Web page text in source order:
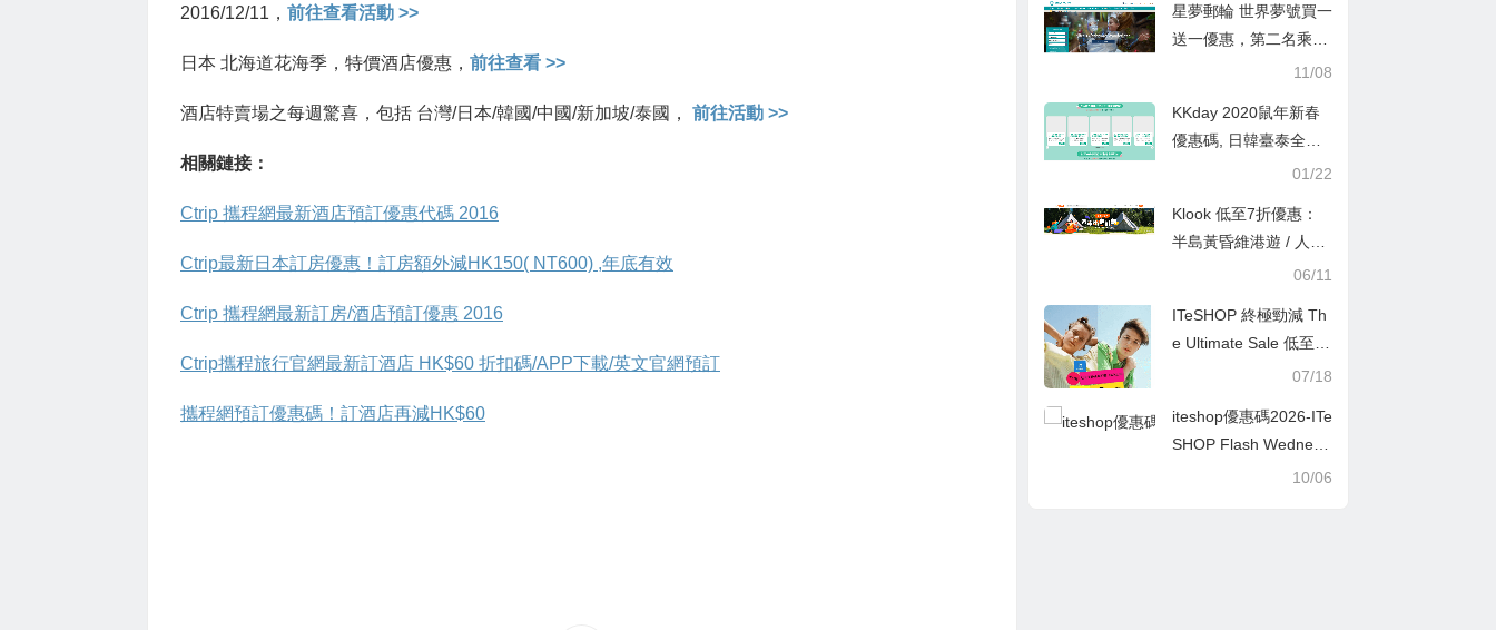
2016/12/11， 前往查看活動 >>
日本 北海道花海季，特價酒店優惠， 前往查看 >>
酒店特賣場之每週驚喜，包括 台灣/日本/韓國/中國/新加坡/泰國， 前往活動 >>
相關鏈接：
Ctrip 攜程網最新酒店預訂優惠代碼 2016
Ctrip最新日本訂房優惠！訂房額外減HK150( NT600) ,年底有效
Ctrip 攜程網最新訂房/酒店預訂優惠 2016
Ctrip攜程旅行官網最新訂酒店 HK$60 折扣碼/APP下載/英文官網預訂
攜程網預訂優惠碼！訂酒店再減HK$60
星夢郵輪 世界夢號買一
送一優惠，第二名乘客
可免基本船費，四名乘
享有低至免基本船費優
惠
11/08
KKday 2020鼠年新春
優惠碼, 日韓臺泰全線
買滿HKD800減HKD50/
KD250減HKD30/歐美
澳紐指定產品低至8折
01/22
Klook 低至7折優惠：
半島黃昏維港遊 / 人氣
酒店舒適水療體驗06/11
ITeSHOP 終極勁減 Th
e Ultimate Sale 低至2
折優惠＋扭蛋送高達$1
07/18
iteshop優惠碼2026-ITe
SHOP Flash Wednesd
ay 低至6折＋額外9折
10/06